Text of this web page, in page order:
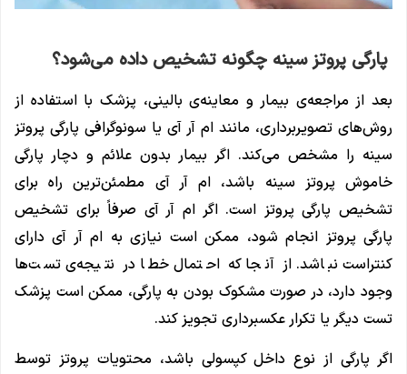
پارگی پروتز سینه چگونه تشخیص داده می‌شود؟
بعد از مراجعه‌ی بیمار و معاینه‌ی بالینی، پزشک با استفاده از
روش‌های تصویربرداری، مانند ام آر آی یا سونوگرافی پارگی پروتز
سینه را مشخص می‌کند. اگر بیمار بدون علائم و دچار پارگی
خاموش پروتز سینه باشد، ام آر آی مطمئن‌ترین راه برای
تشخیص پارگی پروتز است. اگر ام ‌آر ‌آی صرفاً برای تشخیص
پارگی پروتز انجام شود، ممکن است نیازی به ام ‌آر ‌آی دارای
کنتراست نباشد. از آنجا که احتمال خطا در نتیجه‌ی تست‌ها
وجود دارد، در صورت مشکوک بودن به پارگی، ممکن است پزشک
تست‌ دیگر یا تکرار عکسبرداری تجویز کند.
اگر پارگی از نوع داخل کپسولی باشد، محتویات پروتز توسط